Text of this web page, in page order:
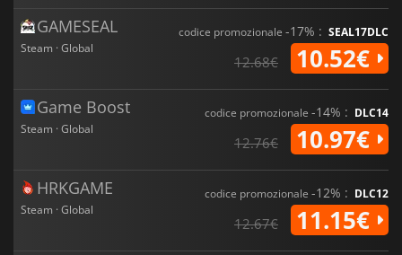
GAMESEAL
Steam · Global
codice promozionale -17% : SEAL17DLC
12.68€ 10.52€
Game Boost
Steam · Global
codice promozionale -14% : DLC14
12.76€ 10.97€
HRKGAME
Steam · Global
codice promozionale -12% : DLC12
12.67€ 11.15€